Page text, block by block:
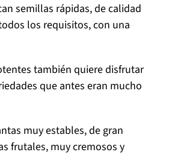
semillas rápidas, de calidad
los requisitos, con una
también quiere disfrutar
que antes eran mucho
muy estables, de gran
frutales, muy cremosos y